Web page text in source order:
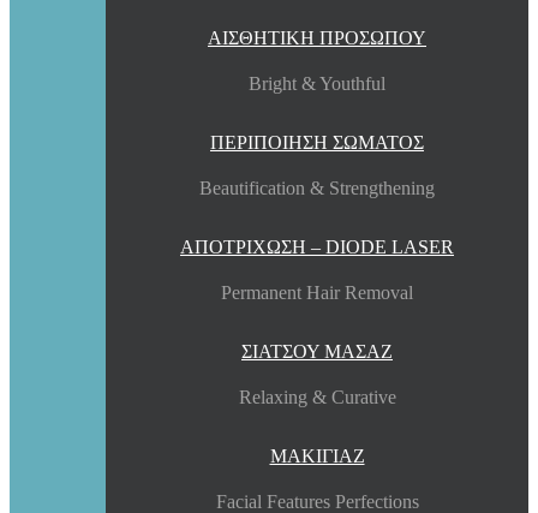
ΑΙΣΘΗΤΙΚΗ ΠΡΟΣΩΠΟΥ
Bright & Youthful
ΠΕΡΙΠΟΙΗΣΗ ΣΩΜΑΤΟΣ
Beautification & Strengthening
ΑΠΟΤΡΙΧΩΣΗ – DIODE LASER
Permanent Hair Removal
ΣΙΑΤΣΟΥ ΜΑΣΑΖ
Relaxing & Curative
ΜΑΚΙΓΙΑΖ
Facial Features Perfections